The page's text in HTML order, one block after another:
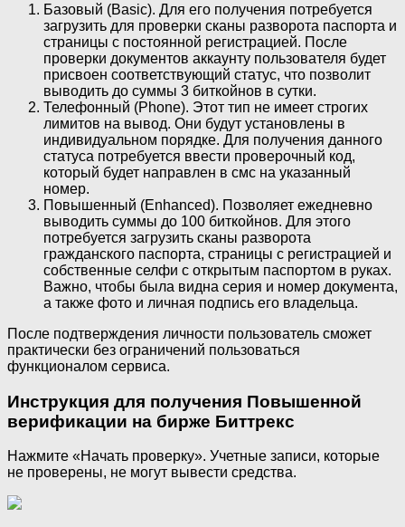
Базовый (Basic). Для его получения потребуется
загрузить для проверки сканы разворота паспорта и
страницы с постоянной регистрацией. После
проверки документов аккаунту пользователя будет
присвоен соответствующий статус, что позволит
выводить до суммы 3 биткойнов в сутки.
Телефонный (Phone). Этот тип не имеет строгих
лимитов на вывод. Они будут установлены в
индивидуальном порядке. Для получения данного
статуса потребуется ввести проверочный код,
который будет направлен в смс на указанный
номер.
Повышенный (Enhanced). Позволяет ежедневно
выводить суммы до 100 биткойнов. Для этого
потребуется загрузить сканы разворота
гражданского паспорта, страницы с регистрацией и
собственные селфи с открытым паспортом в руках.
Важно, чтобы была видна серия и номер документа,
а также фото и личная подпись его владельца.
После подтверждения личности пользователь сможет
практически без ограничений пользоваться
функционалом сервиса.
Инструкция для получения Повышенной
верификации на бирже Биттрекс
Нажмите «Начать проверку». Учетные записи, которые
не проверены, не могут вывести средства.